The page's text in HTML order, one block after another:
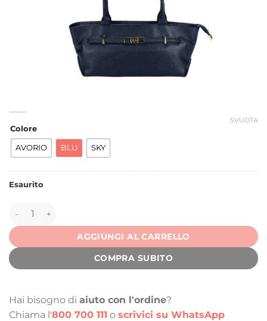
Colore
AVORIO BLU SKY
SVUOTA
Esaurito
148542 quantità
AGGIUNGI AL CARRELLO
COMPRA SUBITO
Hai bisogno di aiuto con l'ordine?
Chiama l'800 700 111 o scrivici su WhatsApp